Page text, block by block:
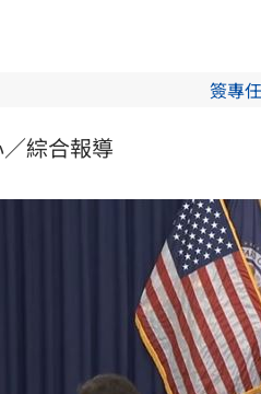
逾5倍 這檔吸引存股族卡位
揭往事 愛意表達障礙遭重
貴！他公開高價股買法：賺
學增強外語 台人夯英、美
控狂襲居民！官方追查異常
簽專
綜合報導